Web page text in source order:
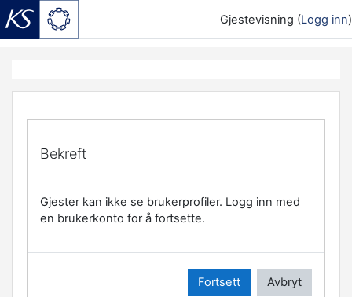
Gjestevisning (Logg inn)
Bekreft
Gjester kan ikke se brukerprofiler. Logg inn med
en brukerkonto for å fortsette.
Fortsett Avbryt